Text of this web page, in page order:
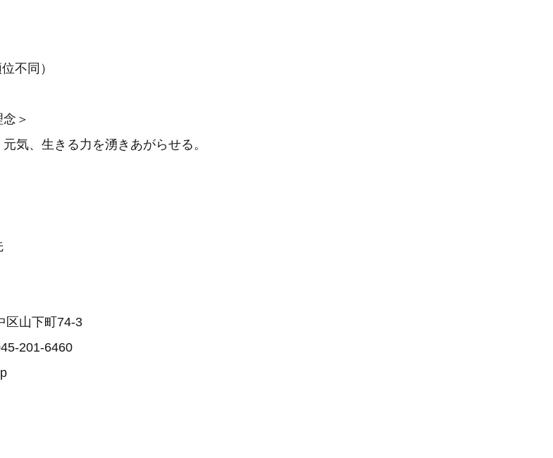
不同）
＞
気、生きる力を湧きあがらせる。
山下町74-3
201-6460